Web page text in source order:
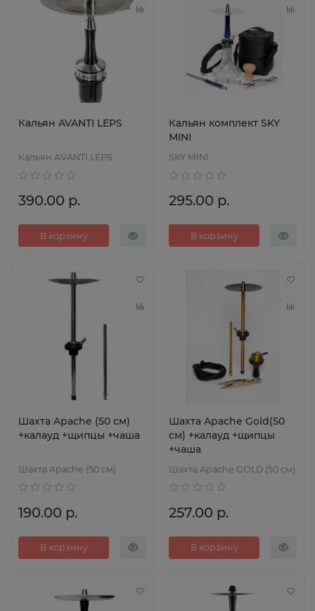
Кальян AVANTI LEPS
Кальян AVANTI LEPS
390.00 р.
В корзину
Кальян комплект SKY
MINI
SKY MINI
295.00 р.
В корзину
Шахта Apache (50 см)
+калауд +щипцы +чаша
Шахта Apache (50 см)
190.00 р.
В корзину
Шахта Apache Gold(50
см) +калауд +щипцы
+чаша
Шахта Apache GOLD (50 см)
257.00 р.
В корзину